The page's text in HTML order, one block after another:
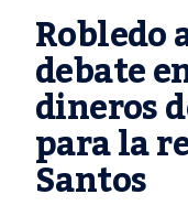
Robledo
debate
dineros
para la
Santos